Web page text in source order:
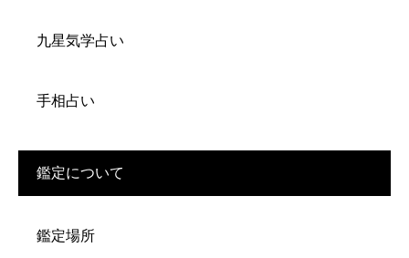
九星気学占い
手相占い
鑑定について
鑑定場所